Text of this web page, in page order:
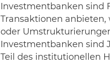
Investmentbanken sind
Transaktionen anbieten,
oder
Investmentbanken sind
Teil des institutionellen